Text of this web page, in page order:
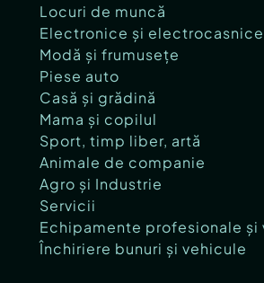
Locuri de muncă
Electronice și electrocasnice
Modă și frumusețe
Piese auto
Casă și grădină
Mama și copilul
Sport, timp liber, artă
Animale de companie
Agro și Industrie
Servicii
Echipamente profesionale și
Închiriere bunuri și vehicule